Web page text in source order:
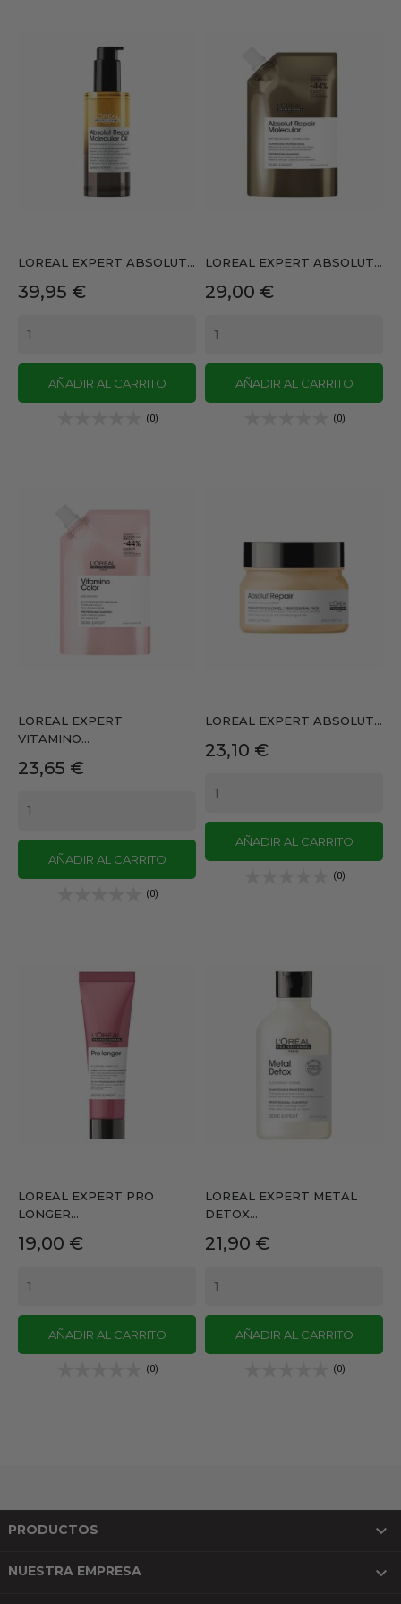
LOREAL EXPERT ABSOLUT...
Precio
39,95 €
AÑADIR AL CARRITO
(0)
LOREAL EXPERT ABSOLUT...
Precio
29,00 €
AÑADIR AL CARRITO
(0)
LOREAL EXPERT
VITAMINO...
Precio
23,65 €
AÑADIR AL CARRITO
(0)
LOREAL EXPERT ABSOLUT...
Precio
23,10 €
AÑADIR AL CARRITO
(0)
LOREAL EXPERT PRO
LONGER...
Precio
19,00 €
AÑADIR AL CARRITO
(0)
LOREAL EXPERT METAL
DETOX...
Precio
21,90 €
AÑADIR AL CARRITO
(0)
PRODUCTOS 
NUESTRA EMPRESA 